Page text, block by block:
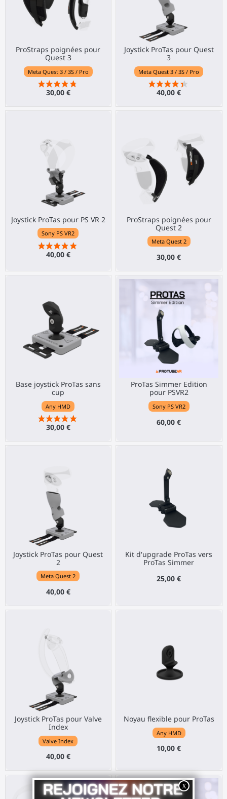
ProStraps poignées pour
Quest 3
Meta Quest 3 / 3S / Pro
30,00 €
Joystick ProTas pour Quest
3
Meta Quest 3 / 3S / Pro
40,00 €
Joystick ProTas pour PS VR 2
Sony PS VR2
40,00 €
ProStraps poignées pour
Quest 2
Meta Quest 2
30,00 €
Base joystick ProTas sans
cup
Any HMD
30,00 €
ProTas Simmer Edition
pour PSVR2
Sony PS VR2
60,00 €
Joystick ProTas pour Quest
2
Meta Quest 2
40,00 €
Kit d'upgrade ProTas vers
ProTas Simmer
25,00 €
Joystick ProTas pour Valve
Index
Valve Index
40,00 €
Noyau flexible pour ProTas
Any HMD
10,00 €